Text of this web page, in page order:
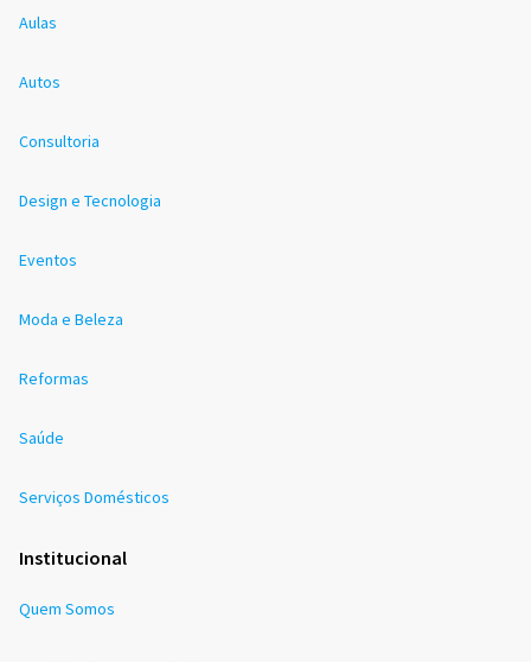
Aulas
Autos
Consultoria
Design e Tecnologia
Eventos
Moda e Beleza
Reformas
Saúde
Serviços Domésticos
Institucional
Quem Somos